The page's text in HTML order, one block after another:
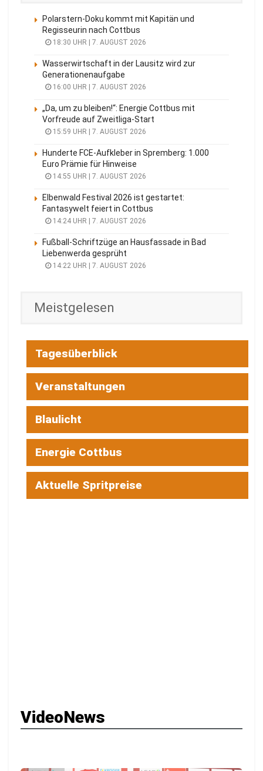
Polarstern-Doku kommt mit Kapitän und
Regisseurin nach Cottbus
18:30 UHR | 7. AUGUST 2026
Wasserwirtschaft in der Lausitz wird zur
Generationenaufgabe
16:00 UHR | 7. AUGUST 2026
„Da, um zu bleiben!“: Energie Cottbus mit
Vorfreude auf Zweitliga-Start
15:59 UHR | 7. AUGUST 2026
Hunderte FCE-Aufkleber in Spremberg: 1.000
Euro Prämie für Hinweise
14:55 UHR | 7. AUGUST 2026
Elbenwald Festival 2026 ist gestartet:
Fantasywelt feiert in Cottbus
14:24 UHR | 7. AUGUST 2026
Fußball-Schriftzüge an Hausfassade in Bad
Liebenwerda gesprüht
14:22 UHR | 7. AUGUST 2026
Meistgelesen
Tagesüberblick
Veranstaltungen
Blaulicht
Energie Cottbus
Aktuelle Spritpreise
VideoNews